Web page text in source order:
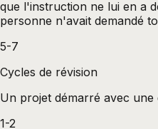
que l'instruction ne lui en a
personne n'avait demandé
5-7
Cycles de révision
Un projet démarré avec une
1-2